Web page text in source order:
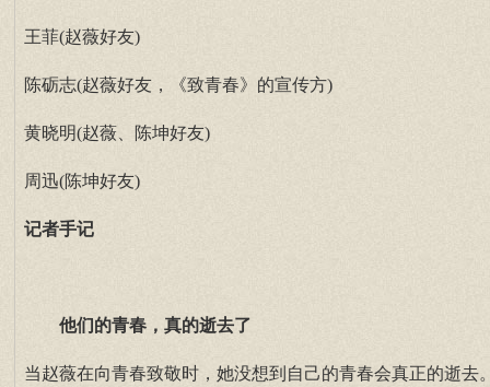
王菲(赵薇好友)
陈砺志(赵薇好友，《致青春》的宣传方)
黄晓明(赵薇、陈坤好友)
周迅(陈坤好友)
记者手记
他们的青春，真的逝去了
当赵薇在向青春致敬时，她没想到自己的青春会真正的逝去